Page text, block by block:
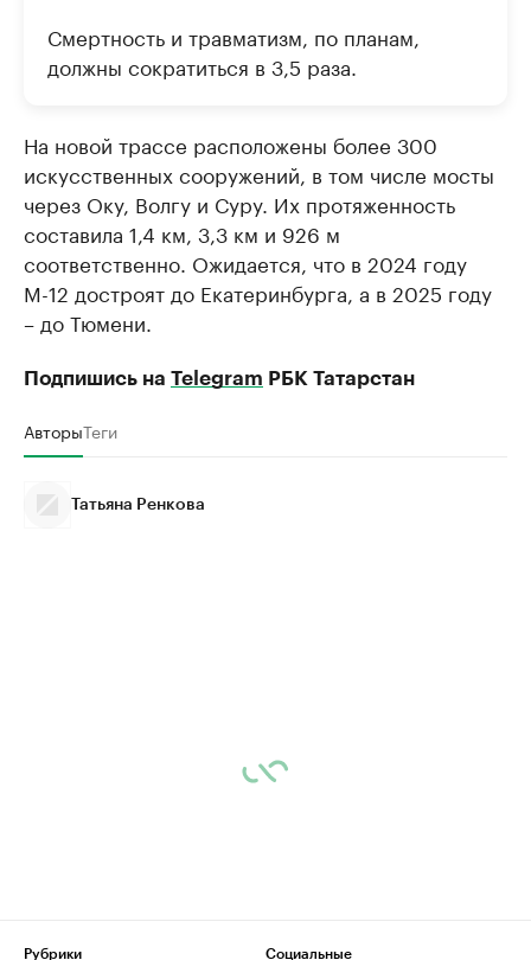
Смертность и травматизм, по планам,
должны сократиться в 3,5 раза.
На новой трассе расположены более 300
искусственных сооружений, в том числе мосты
через Оку, Волгу и Суру. Их протяженность
составила 1,4 км, 3,3 км и 926 м
соответственно. Ожидается, что в 2024 году
М-12 достроят до Екатеринбурга, а в 2025 году
– до Тюмени.
Подпишись на Telegram РБК Татарстан
АвторыТеги
Татьяна Ренкова
Рубрики
Социальные